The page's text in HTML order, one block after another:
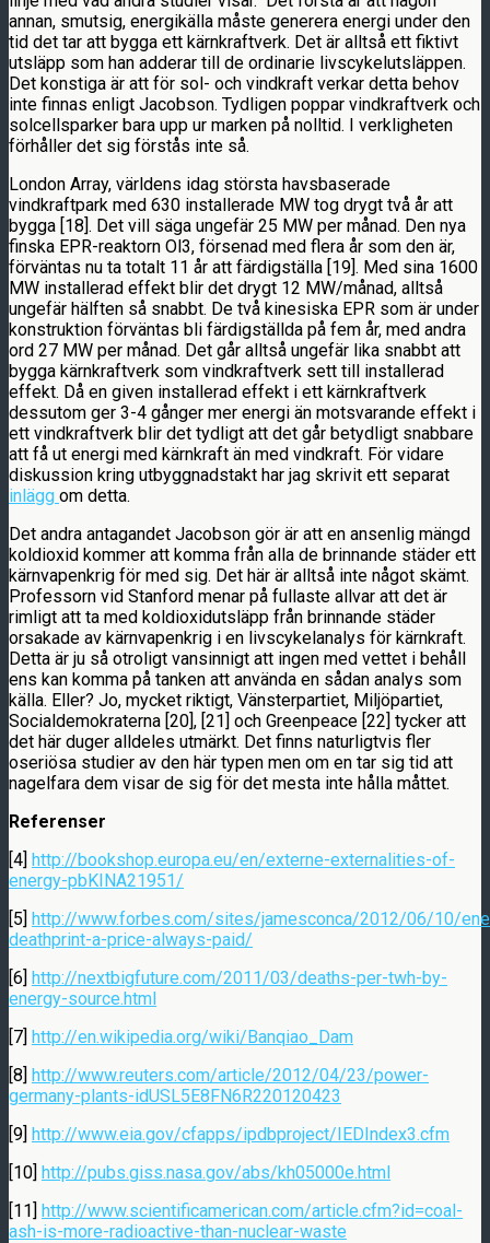
annan, smutsig, energikälla måste generera energi under den
tid det tar att bygga ett kärnkraftverk. Det är alltså ett fiktivt
utsläpp som han adderar till de ordinarie livscykelutsläppen.
Det konstiga är att för sol- och vindkraft verkar detta behov
inte finnas enligt Jacobson. Tydligen poppar vindkraftverk och
solcellsparker bara upp ur marken på nolltid. I verkligheten
förhåller det sig förstås inte så.
London Array, världens idag största havsbaserade
vindkraftpark med 630 installerade MW tog drygt två år att
bygga [18]. Det vill säga ungefär 25 MW per månad. Den nya
finska EPR-reaktorn Ol3, försenad med flera år som den är,
förväntas nu ta totalt 11 år att färdigställa [19]. Med sina 1600
MW installerad effekt blir det drygt 12 MW/månad, alltså
ungefär hälften så snabbt. De två kinesiska EPR som är under
konstruktion förväntas bli färdigställda på fem år, med andra
ord 27 MW per månad. Det går alltså ungefär lika snabbt att
bygga kärnkraftverk som vindkraftverk sett till installerad
effekt. Då en given installerad effekt i ett kärnkraftverk
dessutom ger 3-4 gånger mer energi än motsvarande effekt i
ett vindkraftverk blir det tydligt att det går betydligt snabbare
att få ut energi med kärnkraft än med vindkraft. För vidare
diskussion kring utbyggnadstakt har jag skrivit ett separat
inlägg om detta.
Det andra antagandet Jacobson gör är att en ansenlig mängd
koldioxid kommer att komma från alla de brinnande städer ett
kärnvapenkrig för med sig. Det här är alltså inte något skämt.
Professorn vid Stanford menar på fullaste allvar att det är
rimligt att ta med koldioxidutsläpp från brinnande städer
orsakade av kärnvapenkrig i en livscykelanalys för kärnkraft.
Detta är ju så otroligt vansinnigt att ingen med vettet i behåll
ens kan komma på tanken att använda en sådan analys som
källa. Eller? Jo, mycket riktigt, Vänsterpartiet, Miljöpartiet,
Socialdemokraterna [20], [21] och Greenpeace [22] tycker att
det här duger alldeles utmärkt. Det finns naturligtvis fler
oseriösa studier av den här typen men om en tar sig tid att
nagelfara dem visar de sig för det mesta inte hålla måttet.
Referenser
[4] http://bookshop.europa.eu/en/externe-externalities-of-
energy-pbKINA21951/
[5] http://www.forbes.com/sites/jamesconca/2012/06/10/
deathprint-a-price-always-paid/
[6] http://nextbigfuture.com/2011/03/deaths-per-twh-by-
energy-source.html
[7] http://en.wikipedia.org/wiki/Banqiao_Dam
[8] http://www.reuters.com/article/2012/04/23/power-
germany-plants-idUSL5E8FN6R220120423
[9] http://www.eia.gov/cfapps/ipdbproject/IEDIndex3.cfm
[10] http://pubs.giss.nasa.gov/abs/kh05000e.html
[11] http://www.scientificamerican.com/article.cfm?id=coal-
ash-is-more-radioactive-than-nuclear-waste